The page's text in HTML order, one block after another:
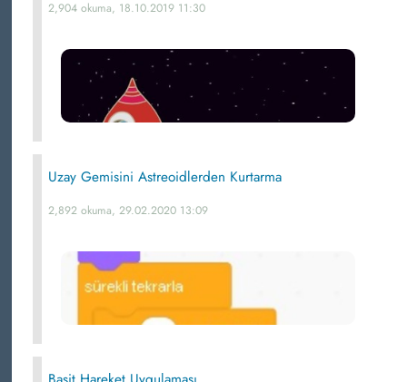
2,904 okuma, 18.10.2019 11:30
Uzay Gemisini Astreoidlerden Kurtarma
2,892 okuma, 29.02.2020 13:09